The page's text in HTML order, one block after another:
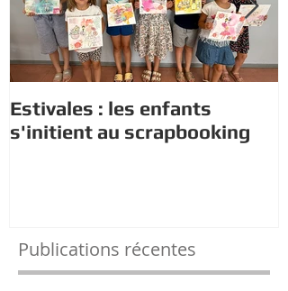
Estivales : les enfants
s'initient au scrapbooking
Publications récentes